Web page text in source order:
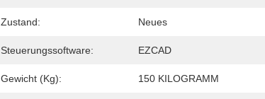
Zustand: Neues
Steuerungssoftware: EZCAD
Gewicht (Kg): 150 KILOGRAMM